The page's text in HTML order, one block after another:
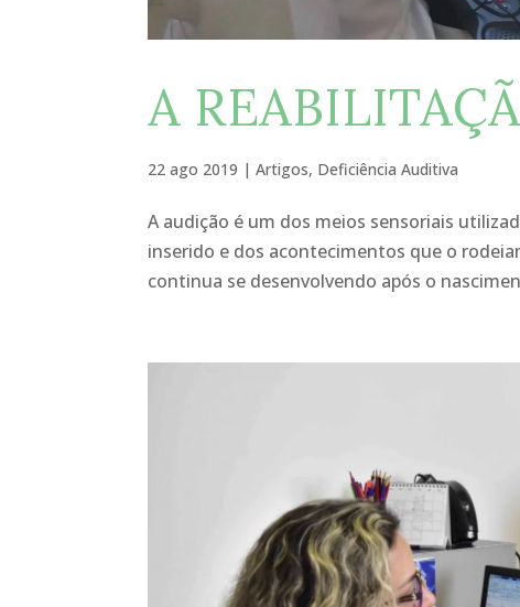
A
22 ago 2019 |Artigos, Deficiência Auditiva
A audição é um dos meios sensoriais
inserido e dos acontecimentos que o
continua se desenvolvendo após o